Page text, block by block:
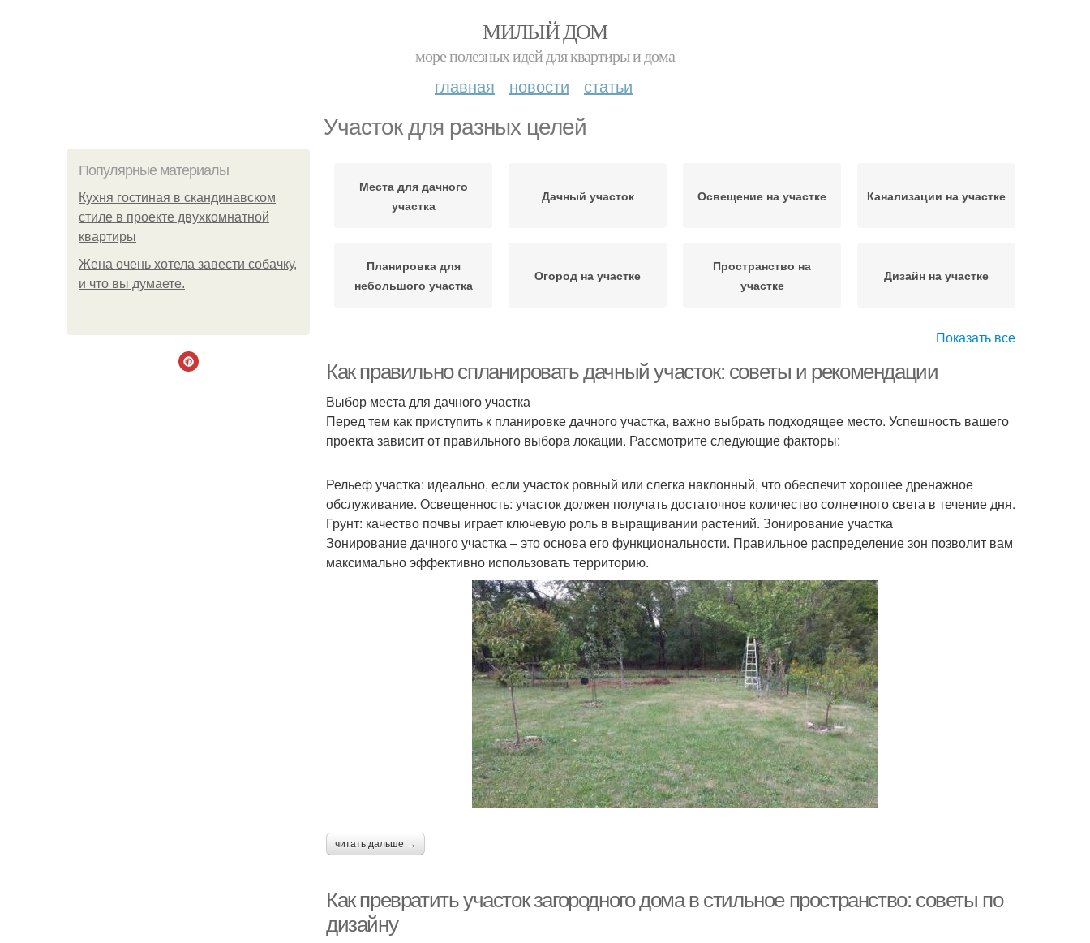
МИЛЫЙ ДОМ
море полезных идей для квартиры и дома
главная новости статьи
Участок для разных целей
Популярные материалы
Кухня гостиная в скандинавском
стиле в проекте двухкомнатной
квартиры
Жена очень хотела завести собачку,
и что вы думаете.
Места для дачного
участка
Дачный участок Освещение на участке Канализации на участке
Планировка для
небольшого участка
Огород на участке
Пространство на
участке
Дизайн на участке
Показать все
Как правильно спланировать дачный участок: советы и рекомендации
Выбор места для дачного участка
Перед тем как приступить к планировке дачного участка, важно выбрать подходящее место. Успешность вашего
проекта зависит от правильного выбора локации. Рассмотрите следующие факторы:
Рельеф участка: идеально, если участок ровный или слегка наклонный, что обеспечит хорошее дренажное
обслуживание. Освещенность: участок должен получать достаточное количество солнечного света в течение дня.
Грунт: качество почвы играет ключевую роль в выращивании растений. Зонирование участка
Зонирование дачного участка – это основа его функциональности. Правильное распределение зон позволит вам
максимально эффективно использовать территорию.
читать дальше →
Как превратить участок загородного дома в стильное пространство: советы по
дизайну